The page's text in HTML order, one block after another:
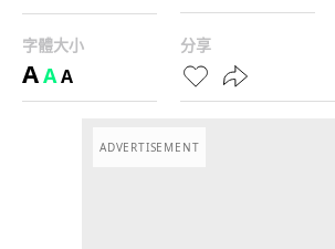
字體大小
AAA
分享
ADVERTISEMENT